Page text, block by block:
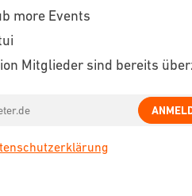
more Events
Mitglieder sind bereits